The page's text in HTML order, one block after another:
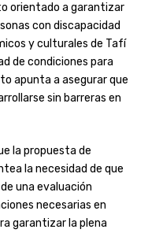
orientado a garantizar
con discapacidad
y culturales de Tafí
de condiciones para
apunta a asegurar que
sin barreras en
la propuesta de
la necesidad de que
una evaluación
necesarias en
garantizar la plena